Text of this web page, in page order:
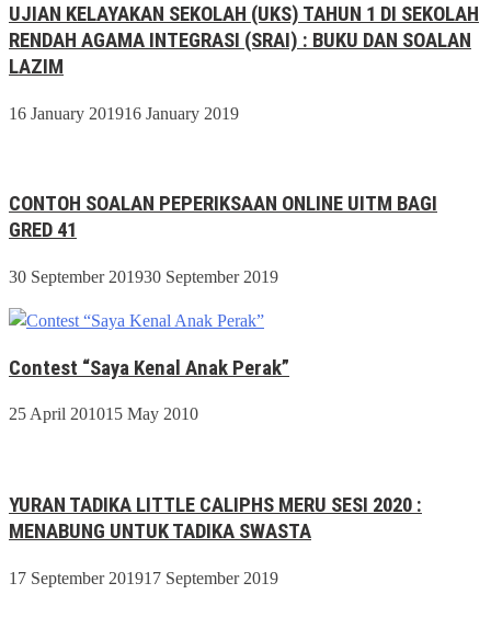
UJIAN KELAYAKAN SEKOLAH (UKS) TAHUN 1 DI SEKOLAH
RENDAH AGAMA INTEGRASI (SRAI) : BUKU DAN SOALAN
LAZIM
16 January 201916 January 2019
CONTOH SOALAN PEPERIKSAAN ONLINE UITM BAGI
GRED 41
30 September 201930 September 2019
Contest “Saya Kenal Anak Perak”
25 April 201015 May 2010
YURAN TADIKA LITTLE CALIPHS MERU SESI 2020 :
MENABUNG UNTUK TADIKA SWASTA
17 September 201917 September 2019